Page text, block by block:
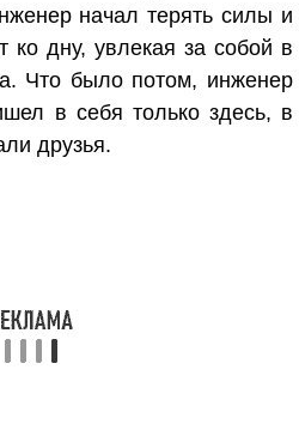
начал терять силы и
ко дну, увлекая за собой в
Что было потом, инженер
в себя только здесь, в
друзья.